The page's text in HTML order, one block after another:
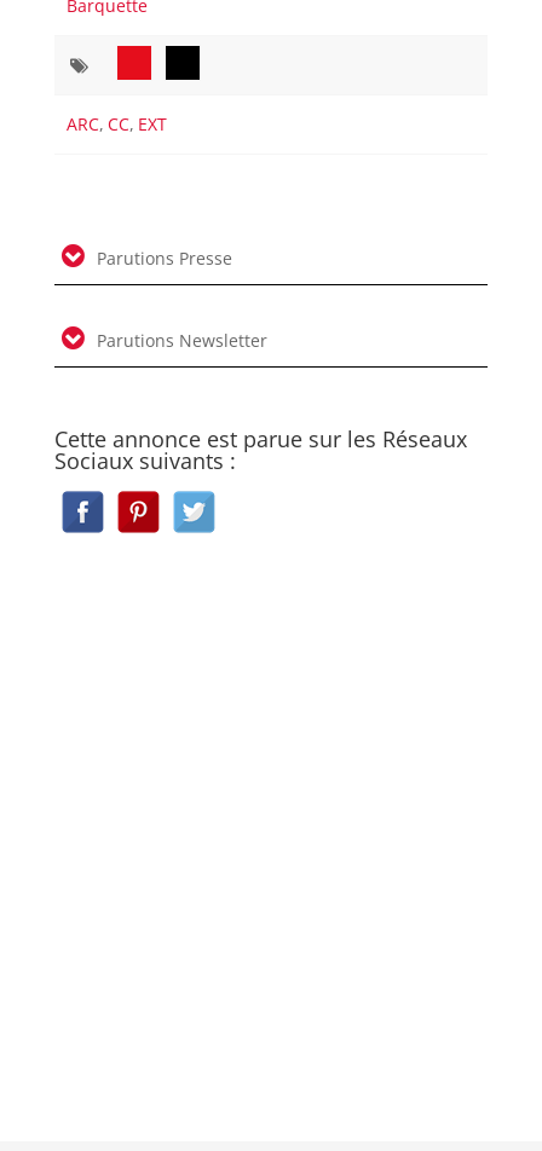
Barquette
ARC, CC, EXT
Parutions Presse
Parutions Newsletter
Cette annonce est parue sur les Réseaux
Sociaux suivants :